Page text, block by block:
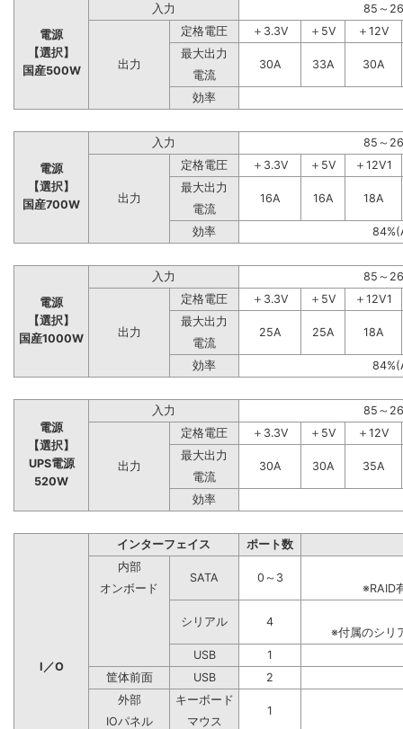
電源
【選択】
国産500W
入力 85～
出力
定格電圧 ＋3.3V ＋5V
＋12V
最大出力
30A
33A
30A
電流
効率
電源
【選択】
国産700W
入力 85～
出力
定格電圧 ＋3.3V ＋5V
＋12V1
最大出力
16A
16A
18A
電流
効率
電源
【選択】
国産1000W
入力 85～
出力
定格電圧 ＋3.3V ＋5V
＋12V1
最大出力
25A
25A
18A
電流
効率
電源
【選択】
UPS電源
520W
入力 85～
出力
定格電圧 ＋3.3V ＋5V
＋12V
最大出力
30A
30A
35A
電流
効率
I／O
インターフェイス
ポート数
内部
SATA
0～3
オンボード
※RAID
シリアル
4
※付属のシリ
USB
1
筐体前面
USB
2
外部
キーボード
1
IOパネル
マウス